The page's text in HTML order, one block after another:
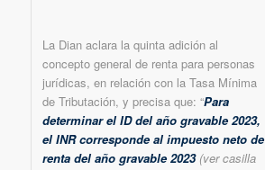
La Dian aclara la quinta adición al
concepto general de renta para personas
jurídicas, en relación con la Tasa Mínima
de Tributación, y precisa que: “Para
determinar el ID del año gravable 2023,
el INR corresponde al impuesto neto de
renta del año gravable 2023(ver casilla